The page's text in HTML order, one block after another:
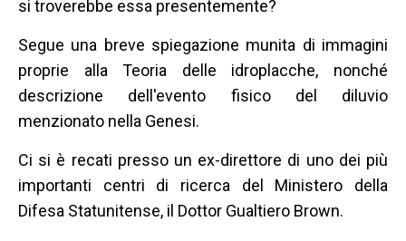
si troverebbe essa presentemente?
Segue una breve spiegazione munita di immagini
proprie alla Teoria delle idroplacche, nonché
descrizione dell'evento fisico del diluvio
menzionato nella Genesi.
Ci si è recati presso un ex-direttore di uno dei più
importanti centri di ricerca del Ministero della
Difesa Statunitense, il Dottor Gualtiero Brown.